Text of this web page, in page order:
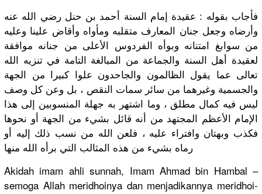
فأجاب بقوله : عقيدة إمام السنة أحمد بن حنل رضي الله عنه
وأرضاه وجعل جنان المعارف متقلبه ومأواه وأقاض علينا وعليه
من سوابغ امتنانه وبوأه الفردوس الأعلى من جنانه موافقة
لعقيدة أهل السنة والجماعة من المبالغة التامة في تنزيه الله
تعالى عما يقول الظالمون والجاحدون علوا كبيرا من الجهة
والجسمية وغيرهما من سائر سمات النقص ، بل وعن كل وصف
ليس فيه كمال مطلق ، وما اشتهر به جهلة المنسوبين إلى هذا
الإمام الأعظم المجتهد من أنه قائل بشيء من الجهة أو نحوها
فكذب وبهتان وافتراء عليه ، فلعن الله من نسب ذلك إليه أو
رماه بشيء من هذه المثالب التي برأه الله منها
Akidah imam ahli sunnah, Imam Ahmad bin Hambal –
semoga Allah meridhoinya dan menjadikannya meridhoi-